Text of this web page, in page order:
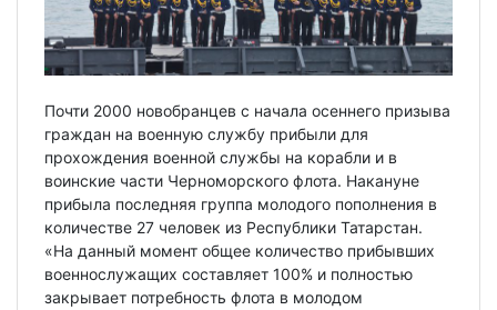
Почти 2000 новобранцев с начала осеннего призыва
граждан на военную службу прибыли для
прохождения военной службы на корабли и в
воинские части Черноморского флота. Накануне
прибыла последняя группа молодого пополнения в
количестве 27 человек из Республики Татарстан.
«На данный момент общее количество прибывших
военнослужащих составляет 100% и полностью
закрывает потребность флота в молодом